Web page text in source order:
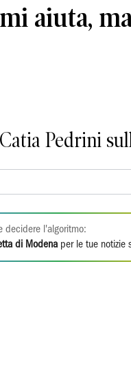
aiuta,
Pedrini
decidere l'algoritmo:
di Modena per le tue notizie